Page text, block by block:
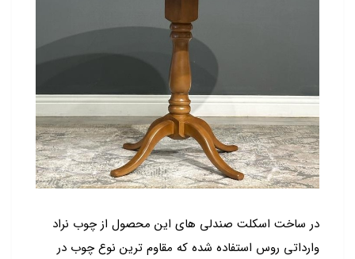
در ساخت اسکلت صندلی های این محصول از چوب نراد
وارداتی روس استفاده شده که مقاوم ترین نوع چوب در